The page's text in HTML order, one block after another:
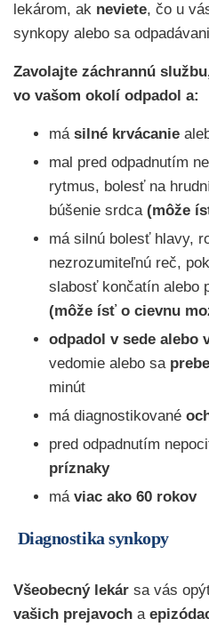
lekárom, ak neviete, čo u
synkopy alebo sa
Zavolajte záchrannú
vo vašom okolí odpadol a:
má silné krvácanie
mal pred odpadnutím
rytmus, bolesť na
búšenie srdca (môže
má silnú bolesť hlavy,
nezrozumiteľnú reč,
slabosť končatín alebo
(môže ísť o cievnu
odpadol v sede alebo
vedomie alebo sa
minút
má diagnostikované
pred odpadnutím
príznaky
má viac ako 60 rokov
Diagnostika synkopy
Všeobecný lekár sa vás
vašich prejavoch a